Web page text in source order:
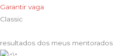
Garantir vaga
Classic
resultados dos meus mentorados